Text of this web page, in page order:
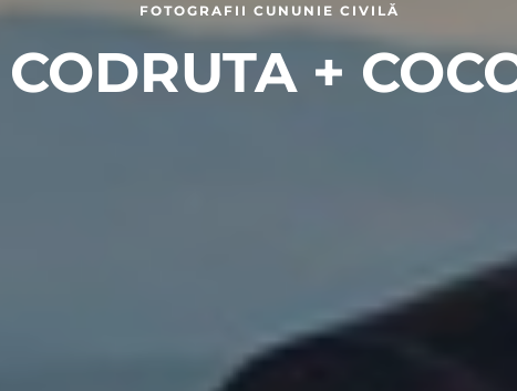
FOTOGRAFII CUNUNIE CIVILĂ
CODRUTA +